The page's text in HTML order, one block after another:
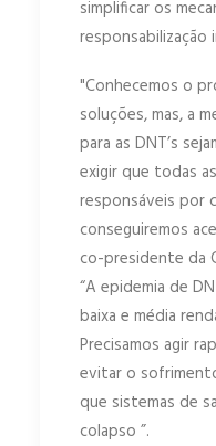
simplificar os
"Conhecemos o
soluções, mas, a
para as DNT’s
exigir que todas
responsáveis ​​por
conseguiremos
co-presidente da
“A epidemia de
baixa e média
Precisamos agir
evitar o
que sistemas de
colapso ”.